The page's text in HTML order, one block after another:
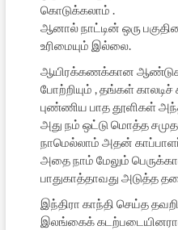
கொடுக்கலாம் .
ஆனால் நாட்டின் ஒரு
உரிமையும் இல்லை.
ஆயிரக்கணக்கான
போற்றியும் , தங்கள்
புண்ணிய பாத தூளிகள்
அது நம் ஒட்டு மொத்த
நாமெல்லாம் அதன்
அதை நாம் மேலும்
பாதுகாத்தாவது அடுத்த
இந்திரா காந்தி செய்த
இலங்கைக் கடற்படையினரால்